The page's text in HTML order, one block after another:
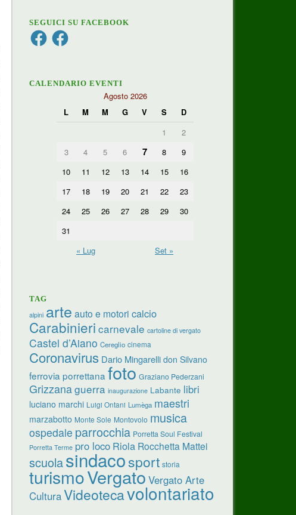
SEGUICI SU FACEBOOK
FacebookFacebook
CALENDARIO EVENTI
Agosto 2026
L
M M G V S
D
1
2
3
4 5 6 7 8
9
10
11 12 13 14 15
16
17
18 19 20 21 22
23
24
25 26 27 28 29
30
31
« Lug
Set »
TAG
alpini arte auto e motori calcio
Carabinieri carnevale cartoline di vergato
Castel d’Aiano Cereglio cinema
Coronavirus Dario Mingarelli don Silvano
ferrovia porrettana foto Graziano Pederzani
Grizzanaguerra inaugurazione Labante libri
luciano marchi Luigi Ontani Lumèga maestri
marzabotto Monte Sole Montovolo musica
ospedale parrocchia Porretta Soul Festival
Porretta Terme pro loco Riola Rocchetta Mattei
scuolasindacosport storia
turismoVergato Vergato Arte
CulturaVideotecavolontariato